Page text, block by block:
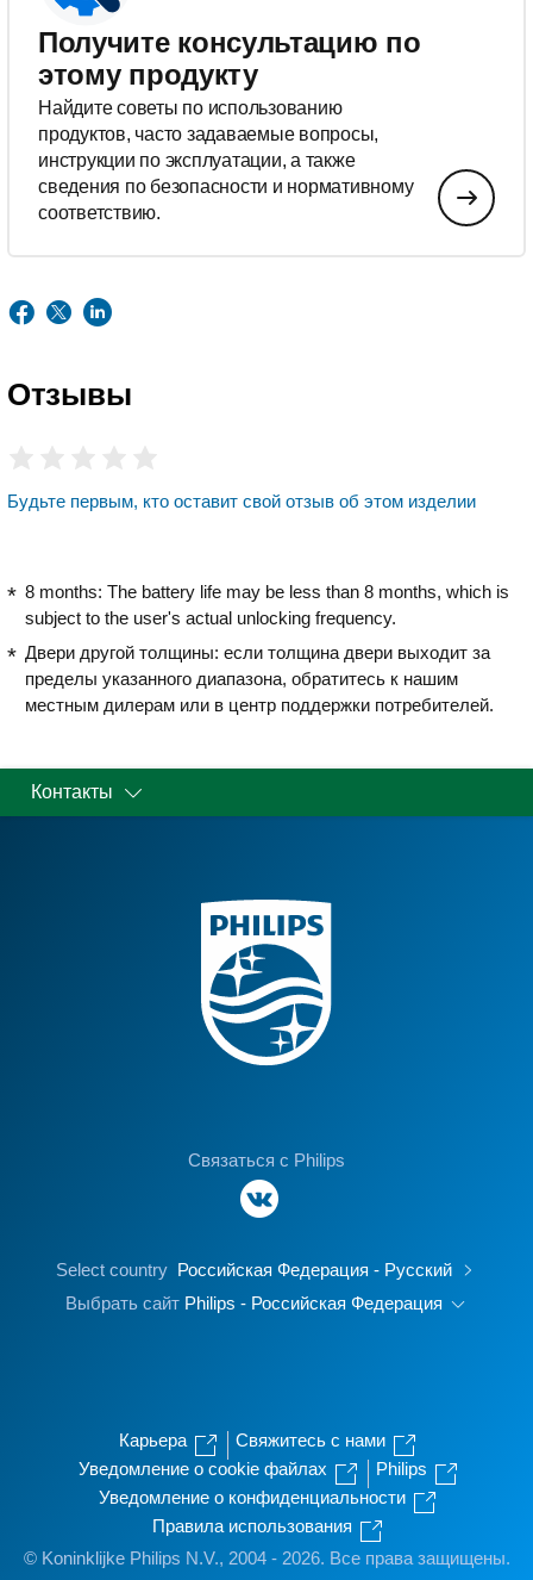
Получите консультацию по
этому продукту
Найдите советы по использованию
продуктов, часто задаваемые вопросы,
инструкции по эксплуатации, а также
сведения по безопасности и нормативному
соответствию.
Отзывы
Будьте первым, кто оставит свой отзыв об этом изделии
8 months: The battery life may be less than 8 months, which is
subject to the user's actual unlocking frequency.
Двери другой толщины: если толщина двери выходит за
пределы указанного диапазона, обратитесь к нашим
местным дилерам или в центр поддержки потребителей.
Контакты
Связаться с Philips
Select country Российская Федерация - Русский
Выбрать сайт Philips - Российская Федерация
Карьера
Свяжитесь с нами
Уведомление о cookie файлах
Philips
Уведомление о конфиденциальности
Правила использования
© Koninklijke Philips N.V., 2004 - 2026. Все права защищены.